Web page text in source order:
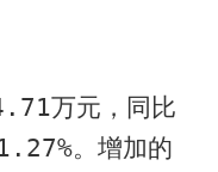
万元， 同比
。增加的